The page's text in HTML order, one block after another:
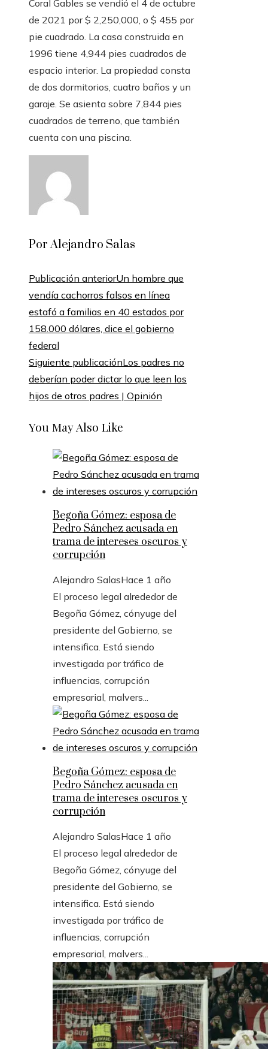
Coral Gables se vendió el 4 de octubre
de 2021 por $ 2,250,000, o $ 455 por
pie cuadrado. La casa construida en
1996 tiene 4,944 pies cuadrados de
espacio interior. La propiedad consta
de dos dormitorios, cuatro baños y un
garaje. Se asienta sobre 7,844 pies
cuadrados de terreno, que también
cuenta con una piscina.
Por Alejandro Salas
Publicación anteriorUn hombre que
vendía cachorros falsos en línea
estafó a familias en 40 estados por
158.000 dólares, dice el gobierno
federal
Siguiente publicaciónLos padres no
deberían poder dictar lo que leen los
hijos de otros padres | Opinión
You May Also Like
Begoña Gómez: esposa de
Pedro Sánchez acusada en
trama de intereses oscuros y
corrupción
Alejandro SalasHace 1 año
El proceso legal alrededor de
Begoña Gómez, cónyuge del
presidente del Gobierno, se
intensifica. Está siendo
investigada por tráfico de
influencias, corrupción
empresarial, malvers...
Begoña Gómez: esposa de
Pedro Sánchez acusada en
trama de intereses oscuros y
corrupción
Alejandro SalasHace 1 año
El proceso legal alrededor de
Begoña Gómez, cónyuge del
presidente del Gobierno, se
intensifica. Está siendo
investigada por tráfico de
influencias, corrupción
empresarial, malvers...